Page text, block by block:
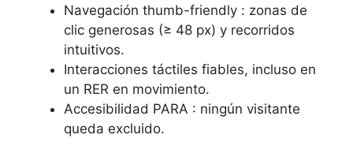
Navegación thumb-friendly : zonas de
clic generosas (≥ 48 px) y recorridos
intuitivos.
Interacciones táctiles fiables, incluso en
un RER en movimiento.
Accesibilidad PARA : ningún visitante
queda excluido.